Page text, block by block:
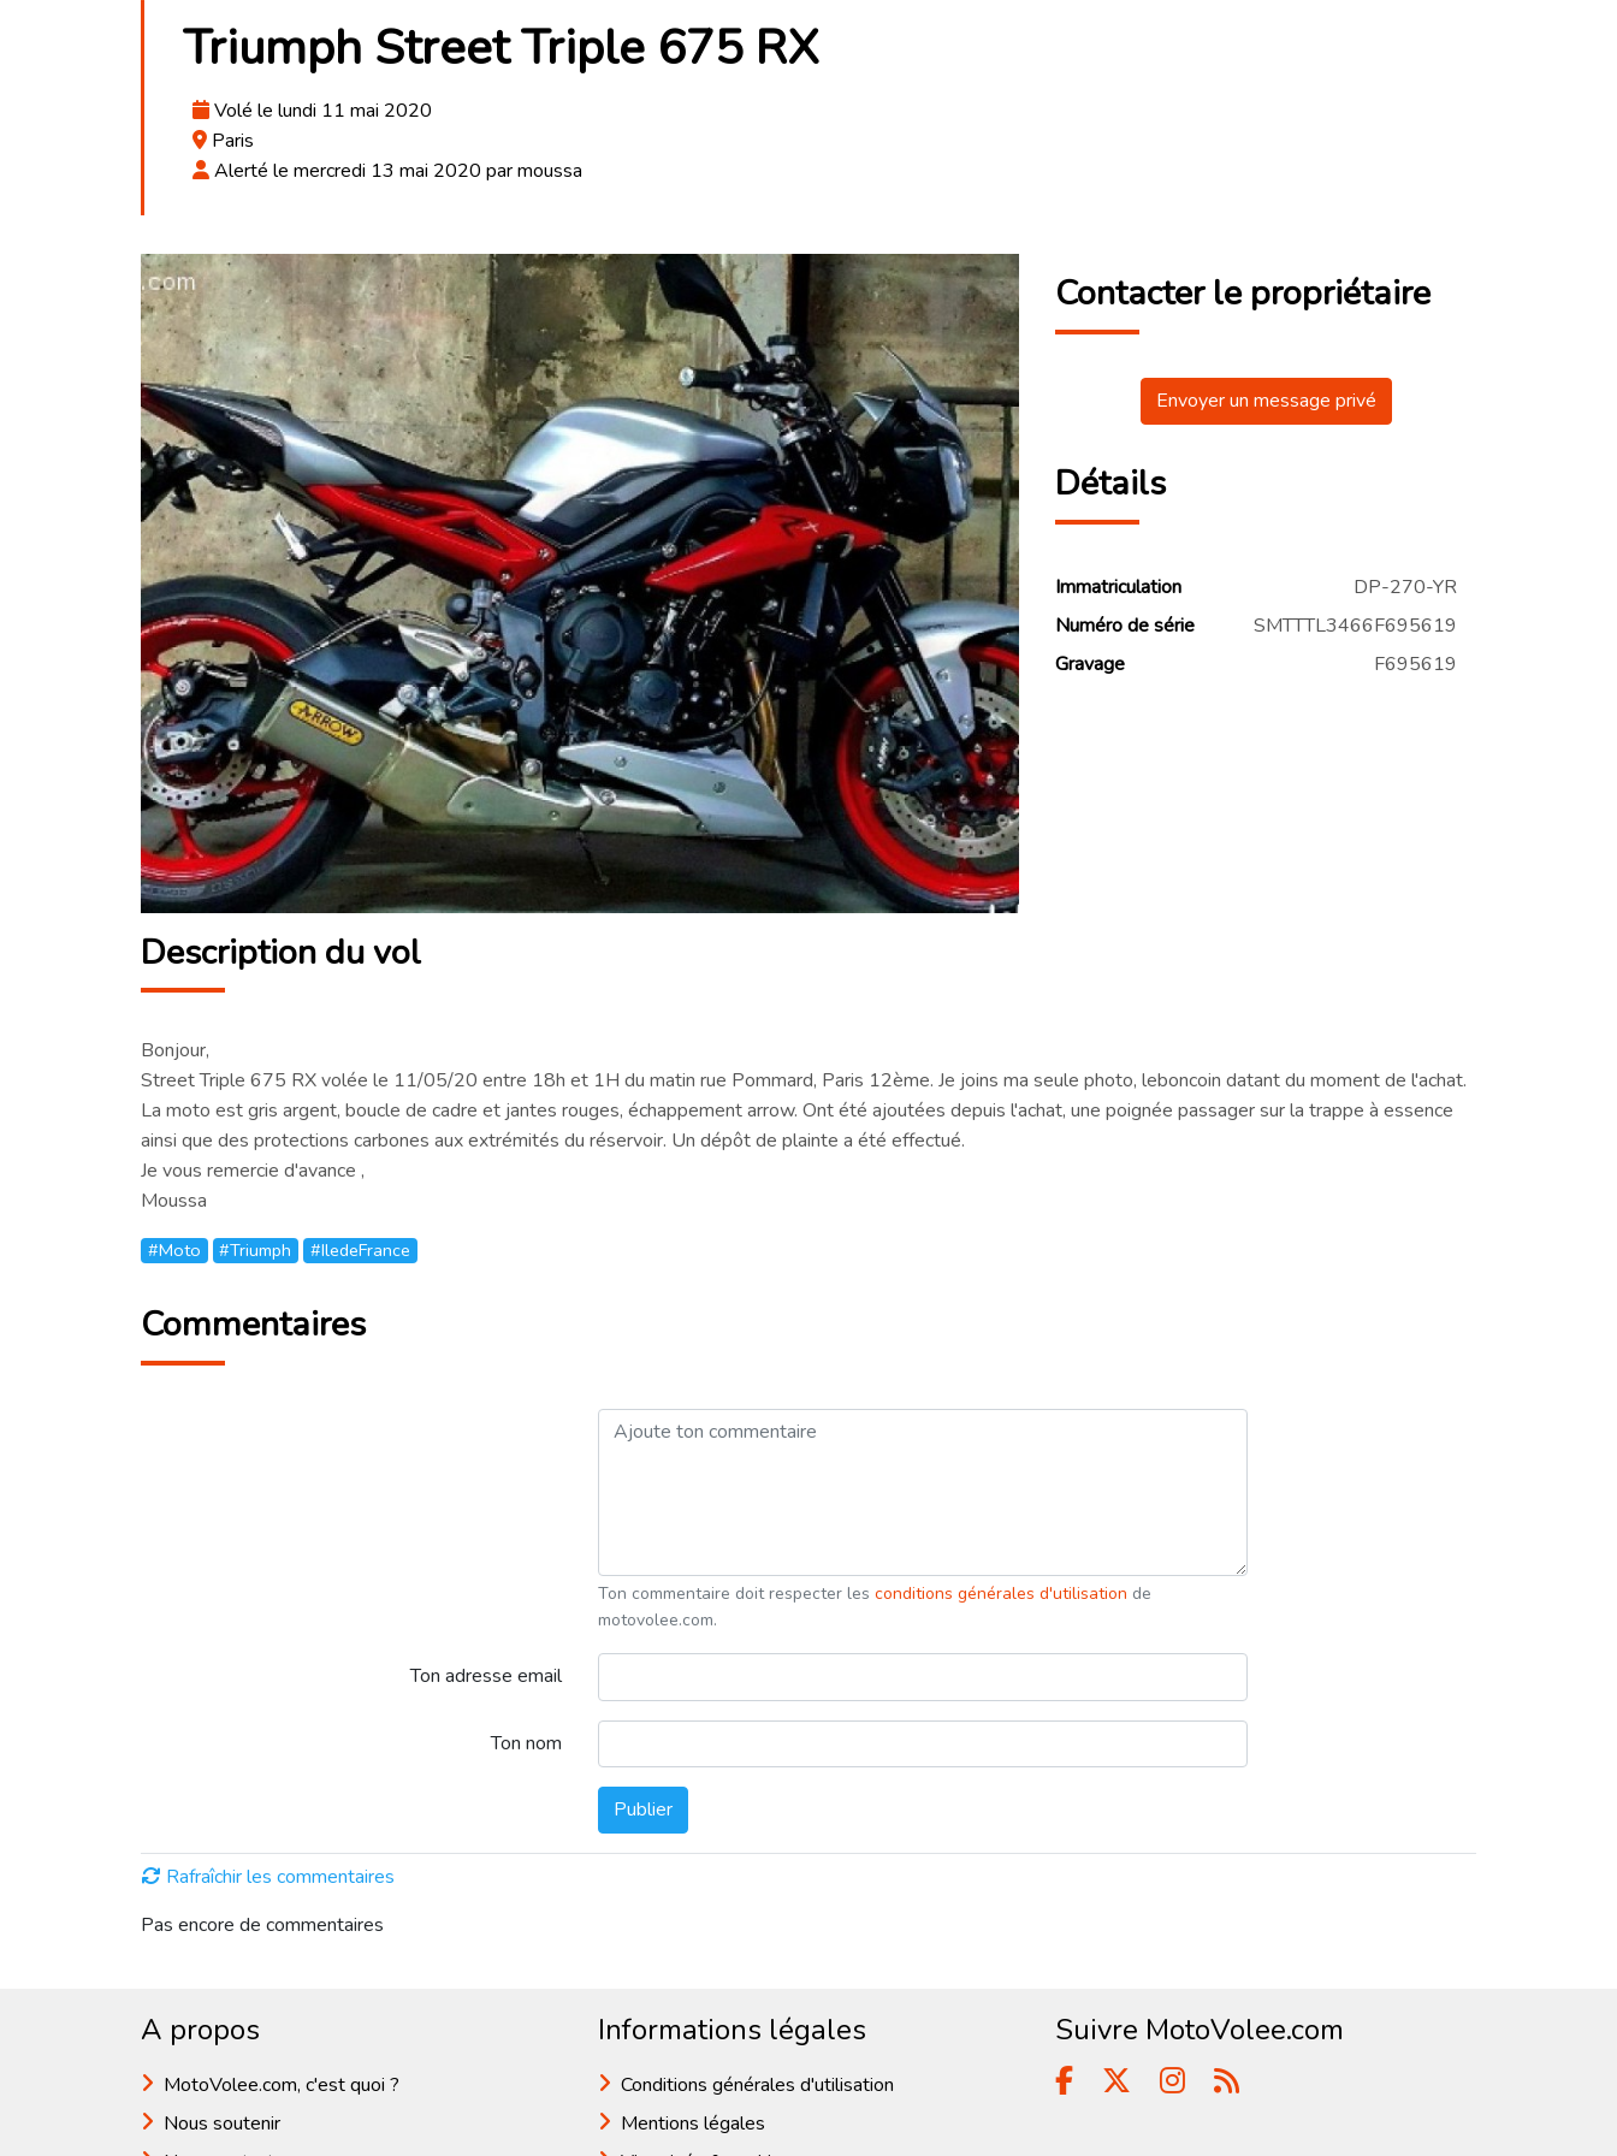
Triumph Street Triple 675 RX
Volé le lundi 11 mai 2020
Paris
Alerté le mercredi 13 mai 2020 par moussa
Contacter le propriétaire
Envoyer un message privé
Détails
Immatriculation
DP-270-YR
Numéro de série
SMTTTL3466F695619
Gravage
F695619
Description du vol
Bonjour,
Street Triple 675 RX volée le 11/05/20 entre 18h et 1H du matin rue Pommard, Paris 12ème. Je joins ma seule photo, leboncoin datant du moment de l'achat.
La moto est gris argent, boucle de cadre et jantes rouges, échappement arrow. Ont été ajoutées depuis l'achat, une poignée passager sur la trappe à essence
ainsi que des protections carbones aux extrémités du réservoir. Un dépôt de plainte a été effectué.
Je vous remercie d'avance ,
Moussa
#Moto #Triumph #IledeFrance
Commentaires
Ton commentaire doit respecter les conditions générales d'utilisation de
motovolee.com.
Ton adresse email
Ton nom
Publier
Rafraîchir les commentaires
Pas encore de commentaires
A propos
MotoVolee.com, c'est quoi ?
Nous soutenir
Informations légales
Conditions générales d'utilisation
Mentions légales
Suivre MotoVolee.com